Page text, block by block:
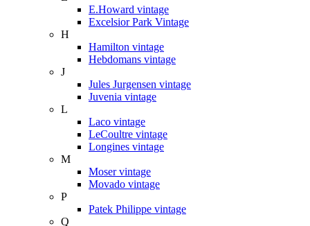
E.Howard vintage
Excelsior Park Vintage
H
Hamilton vintage
Hebdomans vintage
J
Jules Jurgensen vintage
Juvenia vintage
L
Laco vintage
LeCoultre vintage
Longines vintage
M
Moser vintage
Movado vintage
P
Patek Philippe vintage
Q